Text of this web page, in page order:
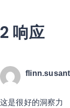
2 响应
这是很好的洞察力